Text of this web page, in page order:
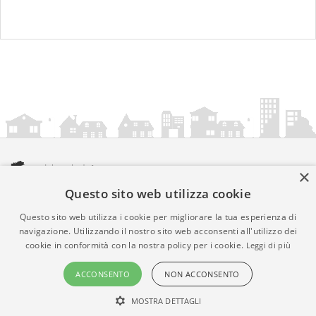
amministrazionicomunali.it è una iniziativa diartemedia.it
© Copyright MMXXIV - P.IVA 05400000724
Informazioni sul servizio |Informativa Privacy| Informativa
Cookies • Time 0.0133
×
Questo sito web utilizza cookie
Questo sito web utilizza i cookie per migliorare la tua esperienza di
navigazione. Utilizzando il nostro sito web acconsenti all'utilizzo dei
cookie in conformità con la nostra policy per i cookie. Leggi di più
ACCONSENTO NON ACCONSENTO
MOSTRA DETTAGLI